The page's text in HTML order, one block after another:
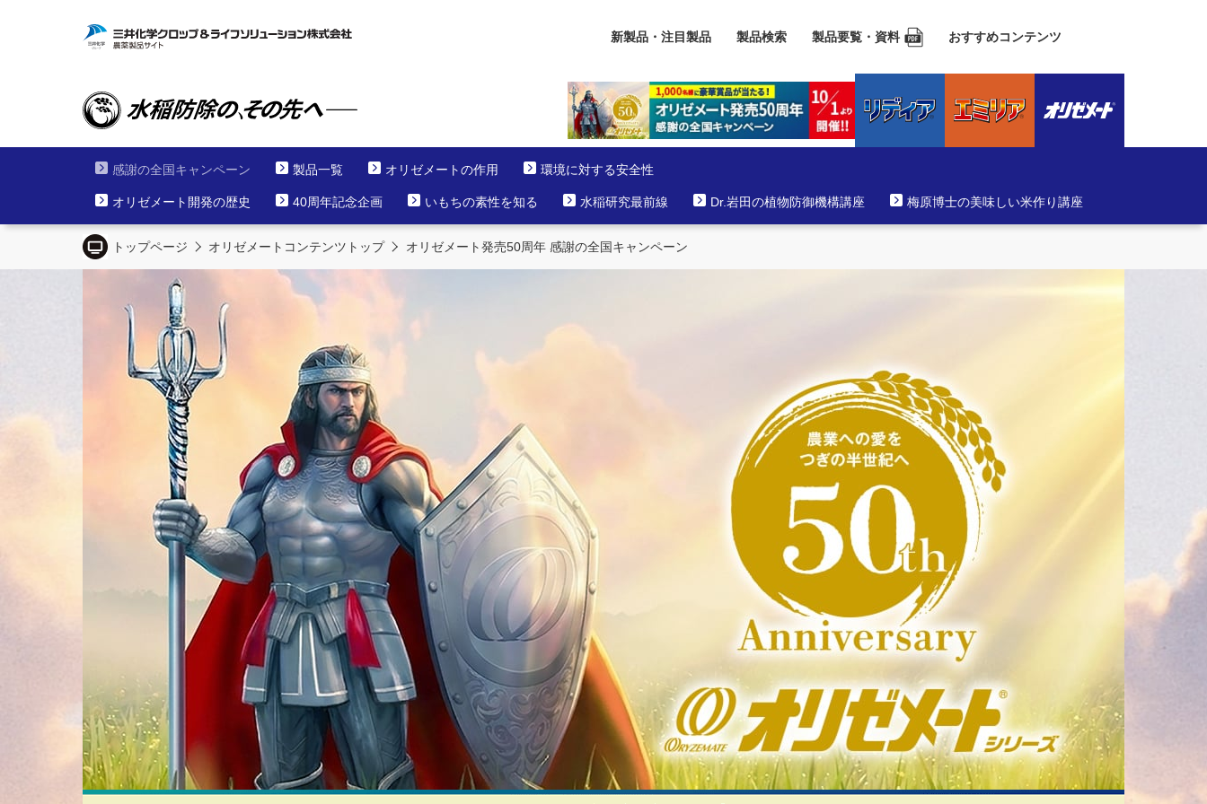
新製品・注目製品 製品検索 製品要覧・資料 おすすめコンテンツ
感謝の全国キャンペーン 製品一覧 オリゼメートの作用 環境に対する安全性
オリゼメート開発の歴史 40周年記念企画 いもちの素性を知る 水稲研究最前線 Dr.岩田の植物防御機構講座 梅原博士の美味しい米作り講座
トップページ オリゼメートコンテンツトップ オリゼメート発売50周年 感謝の全国キャンペーン